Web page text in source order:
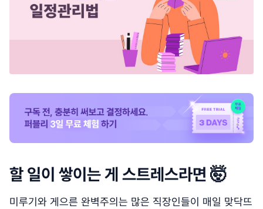
할 일이 쌓이는 게 스트레스라면 🤯
미루기와 게으른 완벽주의는 많은 직장인들이 매일 맞닥뜨